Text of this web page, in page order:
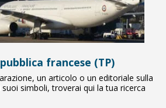
francese (TP)
un articolo o un editoriale sulla
suoi simboli, troverai qui la tua ricerca